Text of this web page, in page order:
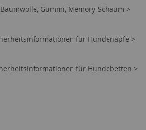
Gummi, Memory-Schaum >
für Hundenäpfe >
für Hundebetten >